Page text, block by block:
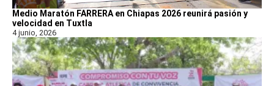
Medio Maratón FARRERA en Chiapas 2026 reunirá pasión y
velocidad en Tuxtla
4 junio, 2026